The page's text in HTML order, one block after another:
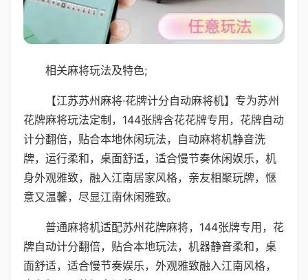
相关麻将玩法及特色;
【江苏苏州麻将·花牌计分自动麻将机】专为苏州
花牌麻将玩法定制，144张牌含花花牌专用，花牌自动
计分翻倍，贴合本地休闲玩法，自动麻将机静音洗
牌，运行柔和，桌面舒适，适合慢节奏休闲娱乐，机
身外观雅致，融入江南居家风格，亲友相聚玩牌，惬
意又温馨，尽显江南休闲雅致。
普通麻将机适配苏州花牌麻将，144张牌专用，花
牌自动计分翻倍，贴合本地玩法，机器静音柔和，桌
面舒适，适合慢节奏娱乐，外观雅致融入江南风格，